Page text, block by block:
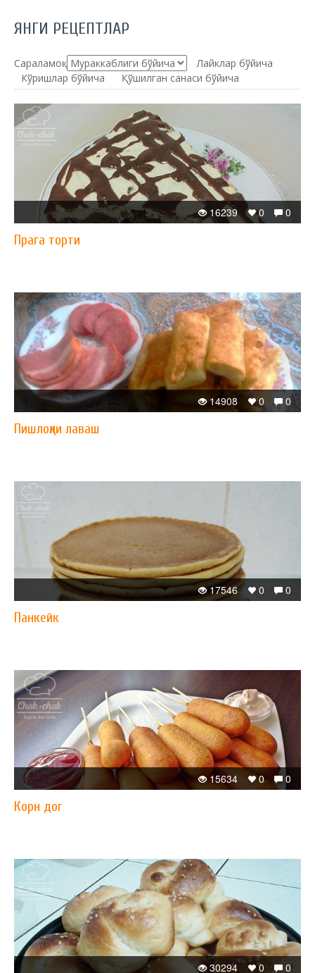
ЯНГИ РЕЦЕПТЛАР
Сараламоқ:
Лайклар бўйича
Кўришлар бўйича
Қўшилган санаси бўйича
0
0
16239
Прага торти
0
0
14908
Пишлоқли лаваш
0
0
17546
Панкейк
0
0
15634
Корн дог
0
0
30294